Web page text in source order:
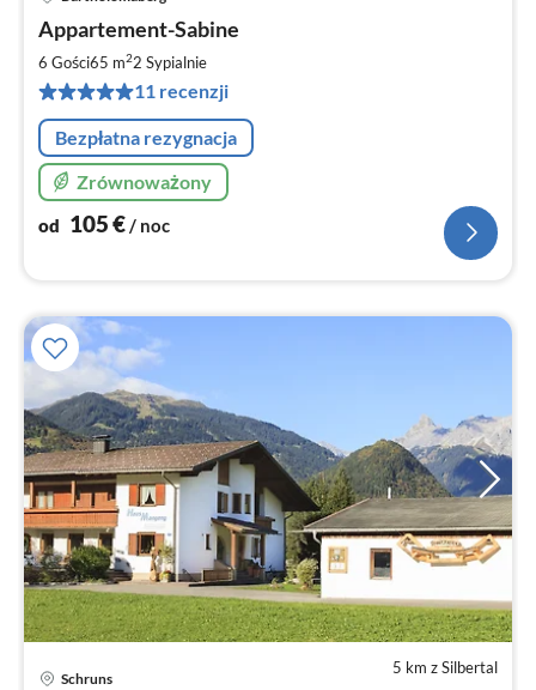
Appartement-Sabine
6 Gości65 m22 Sypialnie
11 recenzji
Bezpłatna rezygnacja
Zrównoważony
od 105€/ noc
5 km z Silbertal
Schruns